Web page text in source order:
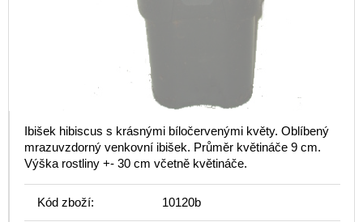
Ibišek hibiscus s krásnými bíločervenými květy. Oblíbený
mrazuvzdorný venkovní ibišek. Průměr květináče 9 cm.
Výška rostliny +- 30 cm včetně květináče.
Kód zboží: 10120b